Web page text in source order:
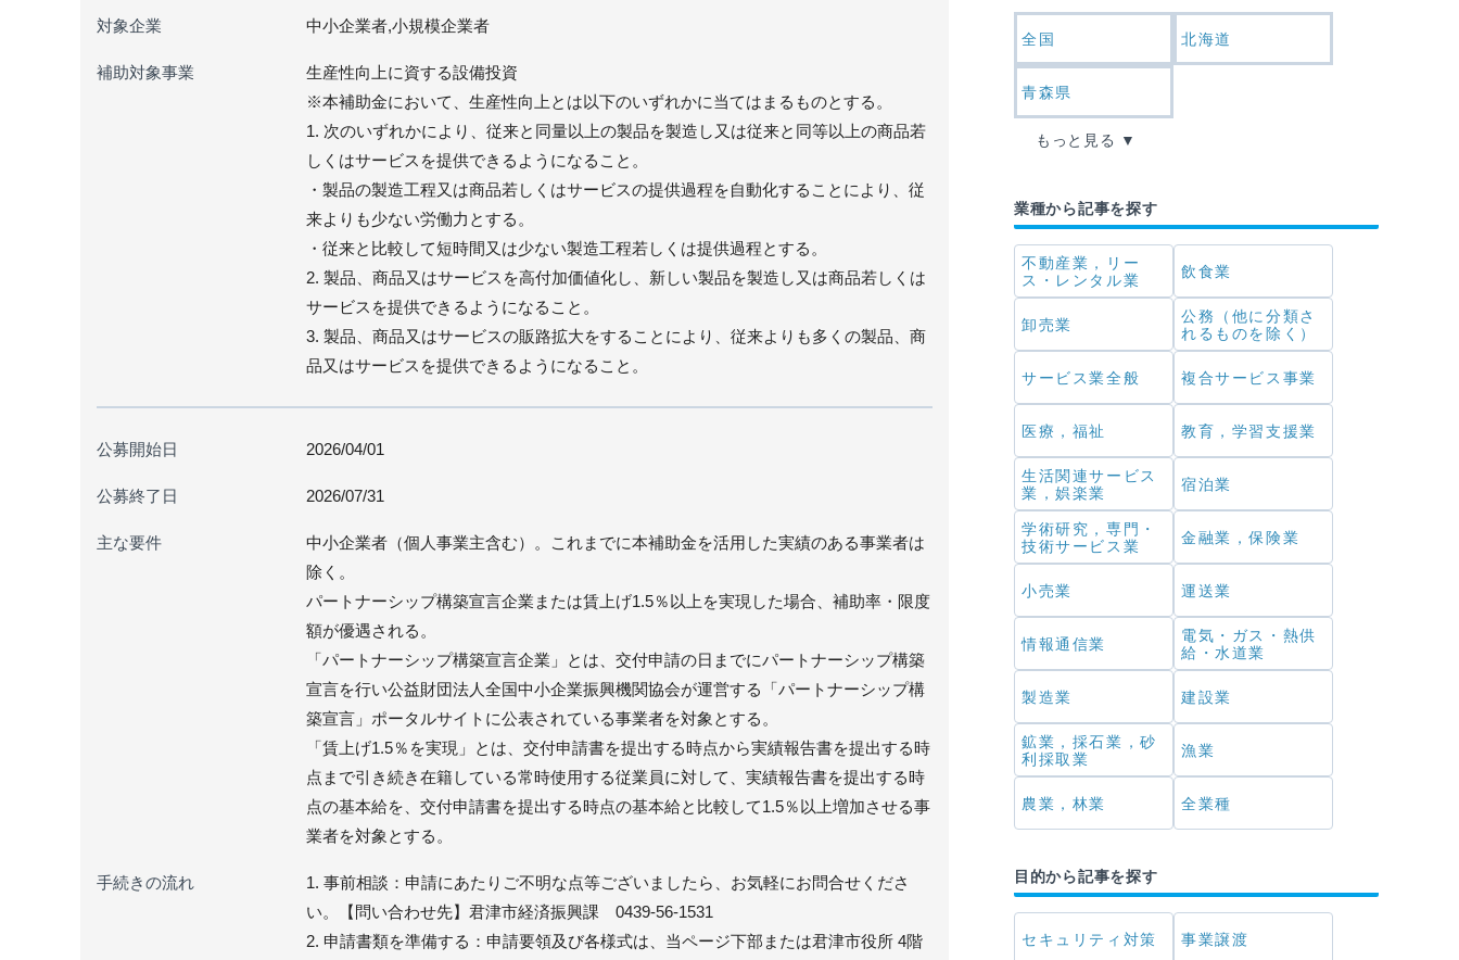
対象企業 中小企業者,小規模企業者
補助対象事業
生産性向上に資する設備投資
※本補助金において、生産性向上とは以下のいずれかに当てはまるものとする。
1. 次のいずれかにより、従来と同量以上の製品を製造し又は従来と同等以上の商品若
しくはサービスを提供できるようになること。
・製品の製造工程又は商品若しくはサービスの提供過程を自動化することにより、従
来よりも少ない労働力とする。
・従来と比較して短時間又は少ない製造工程若しくは提供過程とする。
2. 製品、商品又はサービスを高付加価値化し、新しい製品を製造し又は商品若しくは
サービスを提供できるようになること。
3. 製品、商品又はサービスの販路拡大をすることにより、従来よりも多くの製品、商
品又はサービスを提供できるようになること。
公募開始日 2026/04/01
公募終了日 2026/07/31
主な要件
中小企業者（個人事業主含む）。これまでに本補助金を活用した実績のある事業者は
除く。
パートナーシップ構築宣言企業または賃上げ1.5％以上を実現した場合、補助率・限度
額が優遇される。
「パートナーシップ構築宣言企業」とは、交付申請の日までにパートナーシップ構築
宣言を行い公益財団法人全国中小企業振興機関協会が運営する「パートナーシップ構
築宣言」ポータルサイトに公表されている事業者を対象とする。
「賃上げ1.5％を実現」とは、交付申請書を提出する時点から実績報告書を提出する時
点まで引き続き在籍している常時使用する従業員に対して、実績報告書を提出する時
点の基本給を、交付申請書を提出する時点の基本給と比較して1.5％以上増加させる事
業者を対象とする。
手続きの流れ
1. 事前相談：申請にあたりご不明な点等ございましたら、お気軽にお問合せくださ
い。【問い合わせ先】君津市経済振興課 0439-56-1531
2. 申請書類を準備する：申請要領及び各様式は、当ページ下部または君津市役所 4階
全国 北海道
青森県
もっと見る
業種から記事を探す
不動産業，リー
ス・レンタル業
飲食業
卸売業
公務（他に分類さ
れるものを除く）
サービス業全般 複合サービス事業
医療，福祉 教育，学習支援業
生活関連サービス
業，娯楽業
宿泊業
学術研究，専門・
技術サービス業
金融業，保険業
小売業 運送業
情報通信業
電気・ガス・熱供
給・水道業
製造業 建設業
鉱業，採石業，砂
利採取業
漁業
農業，林業 全業種
目的から記事を探す
セキュリティ対策 事業譲渡